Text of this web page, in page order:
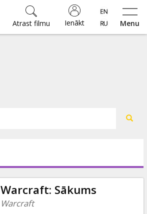
Menu
Ienākt
Atrast filmu
Warcraft: Sākums
Warcraft